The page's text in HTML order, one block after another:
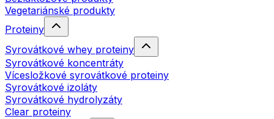
Vegetariánské produkty
Proteiny
Syrovátkové whey proteiny
Syrovátkové koncentráty
Vícesložkové syrovátkové proteiny
Syrovátkové izoláty
Syrovátkové hydrolyzáty
Clear proteiny